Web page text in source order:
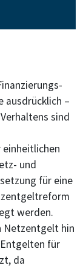
ausdrücklich –
sind
einheitlichen
und
für eine
werden.
Netzentgelt hin
für
da